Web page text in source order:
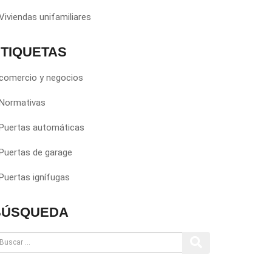
unifamiliares
y negocios
automáticas
de garage
ignífugas